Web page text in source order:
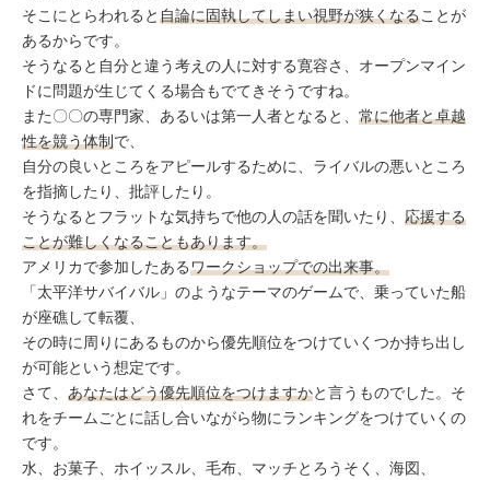
そこにとらわれると自論に固執してしまい視野が狭くなることが
あるからです。
そうなると自分と違う考えの人に対する寛容さ、オープンマイン
ドに問題が生じてくる場合もでてきそうですね。
また〇〇の専門家、あるいは第一人者となると、 常に他者と卓越
性を競う体制で、
自分の良いところをアピールするために、ライバルの悪いところ
を指摘したり、批評したり。
そうなるとフラットな気持ちで他の人の話を聞いたり、 応援する
ことが難しくなることもあります。
アメリカで参加したあるワークショップでの出来事。
「太平洋サバイバル」のようなテーマのゲームで、乗っていた船
が座礁して転覆、
その時に周りにあるものから優先順位をつけていくつか持ち出し
が可能という想定です。
さて、 あなたはどう優先順位をつけますかと言うものでした。そ
れをチームごとに話し合いながら物にランキングをつけていくの
です。
水、お菓子、ホイッスル、毛布、マッチとろうそく、海図、